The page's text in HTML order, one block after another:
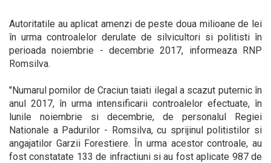
Autoritatile au aplicat amenzi de peste doua milioane de lei
în urma controalelor derulate de silvicultori si politisti în
perioada noiembrie - decembrie 2017, informeaza RNP
Romsilva.
"Numarul pomilor de Craciun taiati ilegal a scazut puternic în
anul 2017, în urma intensificarii controalelor efectuate, în
lunile noiembrie si decembrie, de personalul Regiei
Nationale a Padurilor - Romsilva, cu sprijinul politistilor si
angajatilor Garzii Forestiere. În urma acestor controale, au
fost constatate 133 de infractiuni si au fost aplicate 987 de